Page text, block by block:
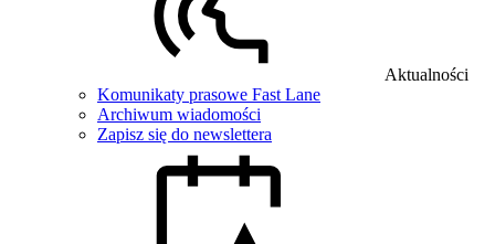
Aktualności
Komunikaty prasowe Fast Lane
Archiwum wiadomości
Zapisz się do newslettera